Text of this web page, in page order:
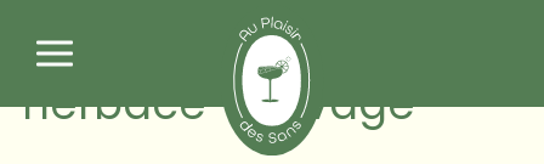
French Kiss - Pétillant
herbacé - Sovage
Panneau de gestion des cookies